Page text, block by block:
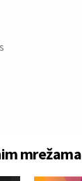
mrežama